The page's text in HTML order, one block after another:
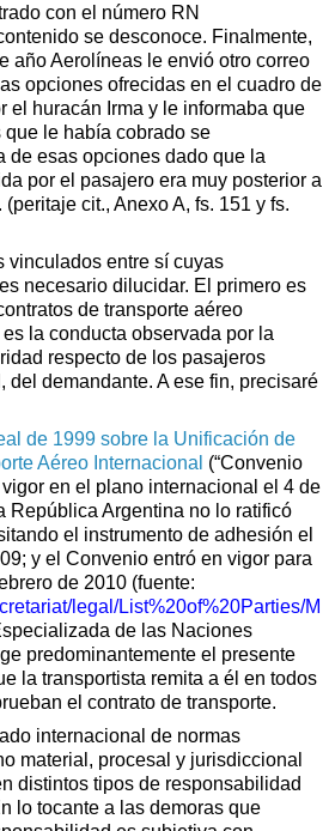
con el número RN
se desconoce. Finalmente,
año Aerolíneas le envió otro correo
opciones ofrecidas en el cuadro de
el huracán Irma y le informaba que
que le había cobrado se
de esas opciones dado que la
por el pasajero era muy posterior a
(peritaje cit., Anexo A, fs. 151 y fs.
vinculados entre sí cuyas
necesario dilucidar. El primero es
de transporte aéreo
la conducta observada por la
respecto de los pasajeros
del demandante. A ese fin, precisaré
de 1999 sobre la Unificación de
Aéreo Internacional (“Convenio
en el plano internacional el 4 de
República Argentina no lo ratificó
el instrumento de adhesión el
y el Convenio entró en vigor para
de 2010 (fuente:
legal/List%20of%20Parties/M
de las Naciones
predominantemente el presente
la transportista remita a él en todos
el contrato de transporte.
internacional de normas
material, procesal y jurisdiccional
distintos tipos de responsabilidad
lo tocante a las demoras que